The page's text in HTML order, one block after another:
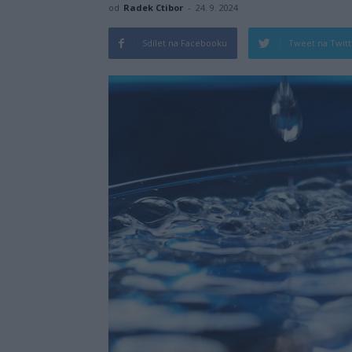
od Radek Ctibor - 24. 9. 2024
Sdílet na Facebooku Tweet na